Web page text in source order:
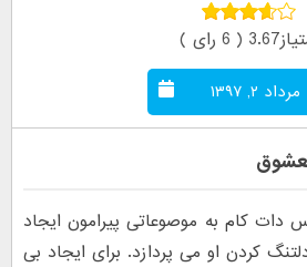
( 6 رای )
مرداد ۲, ۱۳۹۷
دات کام به موصوعاتی پیرامون ایجاد
کردن او می پردازد. برای ایجاد بی